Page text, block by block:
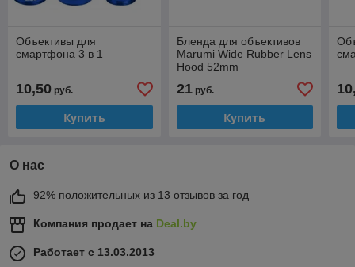
Объективы для
смартфона 3 в 1
10,50 руб.
Купить
Бленда для объективов
Marumi Wide Rubber Lens
Hood 52mm
21руб.
Купить
О нас
92% положительных из 13 отзывов за год
Компания продает на Deal.by
Работает с 13.03.2013